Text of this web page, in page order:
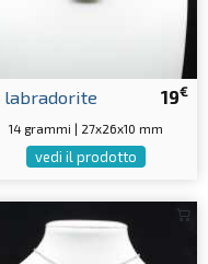
19€
labradorite
14 grammi | 27x26x10 mm
vedi il prodotto